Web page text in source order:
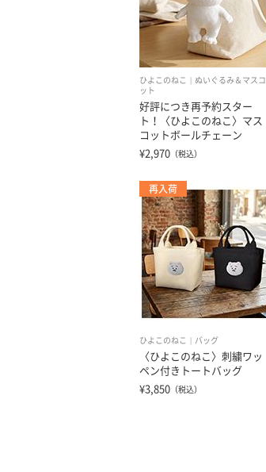
ひよこのねこ
ぬいぐるみ＆マスコ
ット
好評につき再予約スター
ト！〈ひよこのねこ〉マス
コットボールチェーン
¥2,970 （税込）
再入荷
ひよこのねこ バッグ
〈ひよこのねこ〉刺繍ワッ
ペン付きトートバッグ
¥3,850 （税込）